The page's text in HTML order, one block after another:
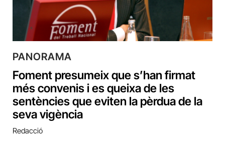
PANORAMA
Foment presumeix que s’han firmat
més convenis i es queixa de les
sentències que eviten la pèrdua de la
seva vigència
Redacció